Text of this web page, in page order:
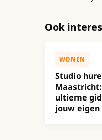
Ook
WONEN
Studio
ultieme
jouw